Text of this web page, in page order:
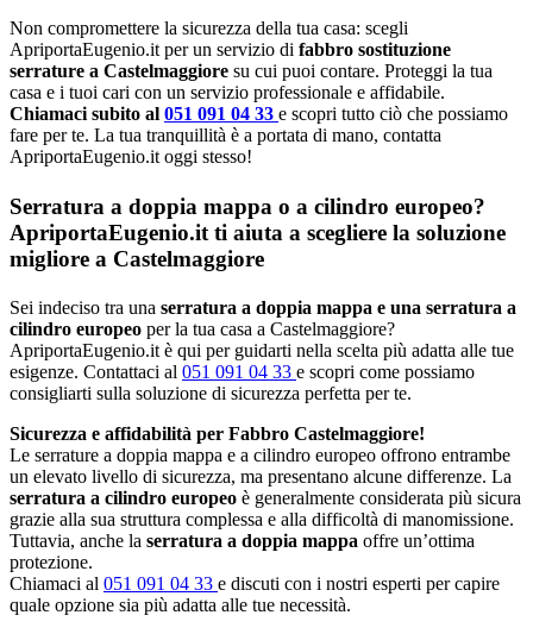
Non compromettere la sicurezza della tua casa: scegli
ApriportaEugenio.it per un servizio di fabbro sostituzione
serrature a Castelmaggiore su cui puoi contare. Proteggi la tua
casa e i tuoi cari con un servizio professionale e affidabile.
Chiamaci subito al 051 091 04 33 e scopri tutto ciò che possiamo
fare per te. La tua tranquillità è a portata di mano, contatta
ApriportaEugenio.it oggi stesso!
Serratura a doppia mappa o a cilindro europeo?
ApriportaEugenio.it ti aiuta a scegliere la soluzione
migliore a Castelmaggiore
Sei indeciso tra una serratura a doppia mappa e una serratura a
cilindro europeo per la tua casa a Castelmaggiore?
ApriportaEugenio.it è qui per guidarti nella scelta più adatta alle tue
esigenze. Contattaci al 051 091 04 33 e scopri come possiamo
consigliarti sulla soluzione di sicurezza perfetta per te.
Sicurezza e affidabilità per Fabbro Castelmaggiore!
Le serrature a doppia mappa e a cilindro europeo offrono entrambe
un elevato livello di sicurezza, ma presentano alcune differenze. La
serratura a cilindro europeo è generalmente considerata più sicura
grazie alla sua struttura complessa e alla difficoltà di manomissione.
Tuttavia, anche la serratura a doppia mappa offre un’ottima
protezione.
Chiamaci al 051 091 04 33 e discuti con i nostri esperti per capire
quale opzione sia più adatta alle tue necessità.